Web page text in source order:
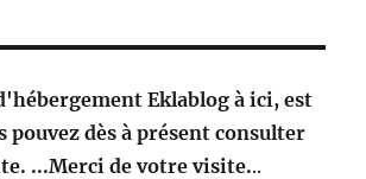
Eklablog à ici, est
pouvez dès à présent consulter
...Merci de votre visite...